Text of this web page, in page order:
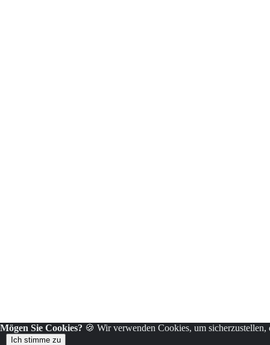
Mögen Sie Cookies? 🍪 Wir verwenden Cookies, um sicherzustellen,
Ich stimme zu